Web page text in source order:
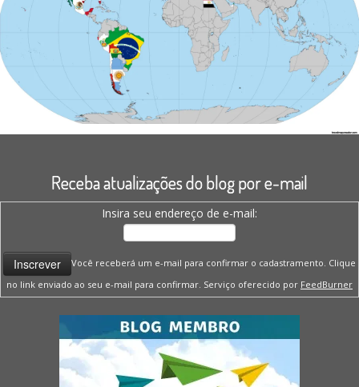
Receba atualizações do blog por e-mail
Insira seu endereço de e-mail:
Você receberá um e-mail para confirmar o cadastramento. Clique
no link enviado ao seu e-mail para confirmar. Serviço oferecido por FeedBurner